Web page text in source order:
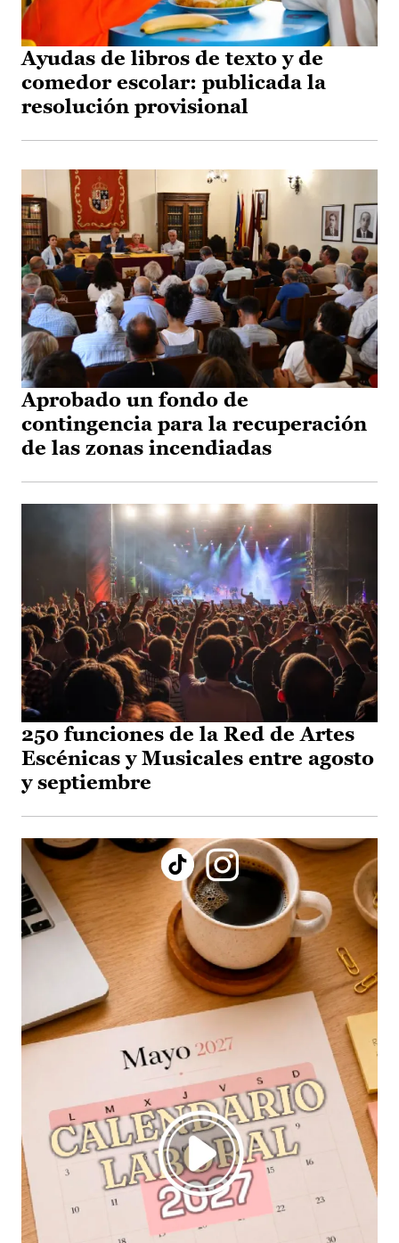
Ayudas de libros de texto y de
comedor escolar: publicada la
resolución provisional
Aprobado un fondo de
contingencia para la recuperación
de las zonas incendiadas
250 funciones de la Red de Artes
Escénicas y Musicales entre agosto
y septiembre